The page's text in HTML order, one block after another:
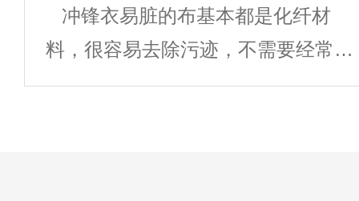
意一
求。设计打样：根据需求，校服厂
打样，提供校服的设计稿和样品供学
冲锋衣易脏的布基本都是化纤材
料，很容易去除污迹，不需要经常去
洗涤，应该尽量少洗，但也不能不